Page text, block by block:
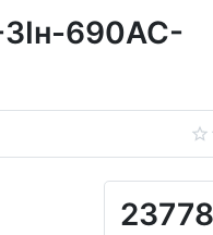
690AC-